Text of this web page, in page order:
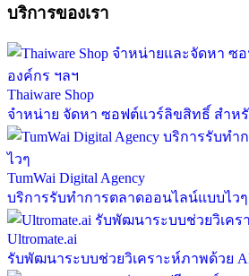
บริการของเรา
Thaiware Shop
จำหน่าย จัดหา ซอฟต์แวร์ลิขสิทธิ์ สำห
TumWai Digital Agency
บริการรับทำการตลาดออนไลน์แบบไวๆ
Ultromate.ai
รับพัฒนาระบบช่วยวิเคราะห์ภาพด้วย